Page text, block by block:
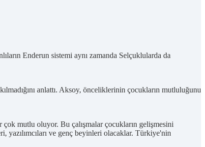
Enderun sistemi aynı zamanda Selçuklularda da
anlattı. Aksoy, önceliklerinin çocukların mutluluğunu
mutlu oluyor. Bu çalışmalar çocukların gelişmesini
yazılımcıları ve genç beyinleri olacaklar. Türkiye'nin